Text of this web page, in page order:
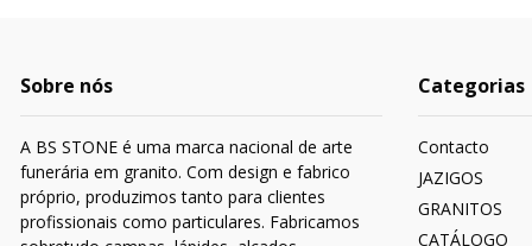
Sobre nós
A BS STONE é uma marca nacional de arte
funerária em granito. Com design e fabrico
próprio, produzimos tanto para clientes
profissionais como particulares. Fabricamos
Categorias
Contacto
JAZIGOS
GRANITOS
CATÁLOGO